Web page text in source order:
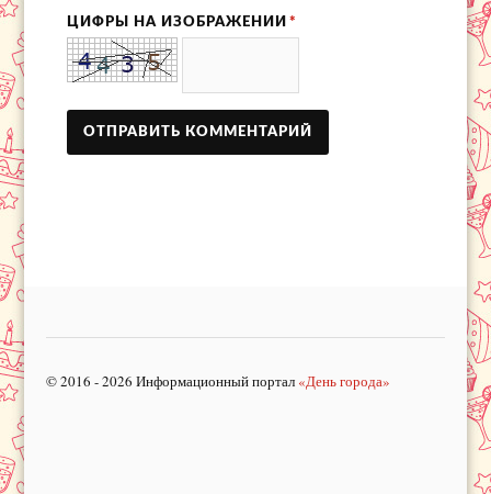
ЦИФРЫ НА ИЗОБРАЖЕНИИ *
© 2016 - 2026 Информационный портал «День города»